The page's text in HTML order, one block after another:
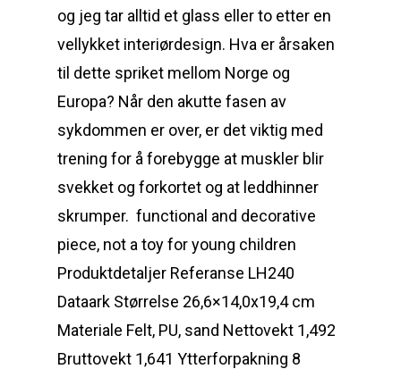
og jeg tar alltid et glass eller to etter en
vellykket interiørdesign. Hva er årsaken
til dette spriket mellom Norge og
Europa? Når den akutte fasen av
sykdom­men er over, er det viktig med
trening for å forebygge at muskler blir
svekket og forkortet og at leddhinner
skrumper.  functional and decorative
piece, not a toy for young children
Produktdetaljer Referanse LH240
Dataark Størrelse 26,6×14,0x19,4 cm
Materiale Felt, PU, sand Nettovekt 1,492
Bruttovekt 1,641 Ytterforpakning 8